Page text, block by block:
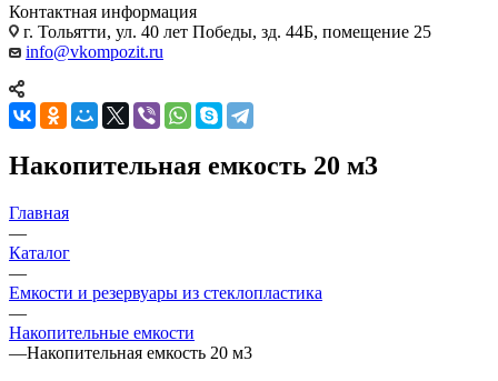
Контактная информация
г. Тольятти, ул. 40 лет Победы, зд. 44Б, помещение 25
info@vkompozit.ru
Накопительная емкость 20 м3
Главная
—
Каталог
—
Емкости и резервуары из стеклопластика
—
Накопительные емкости
—Накопительная емкость 20 м3